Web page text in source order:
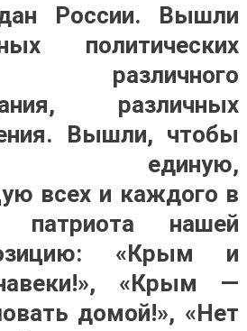
России. Вышли
политических
различного
различных
Вышли, чтобы
единую,
всех и каждого в
патриота нашей
«Крым и
«Крым —
домой!», «Нет